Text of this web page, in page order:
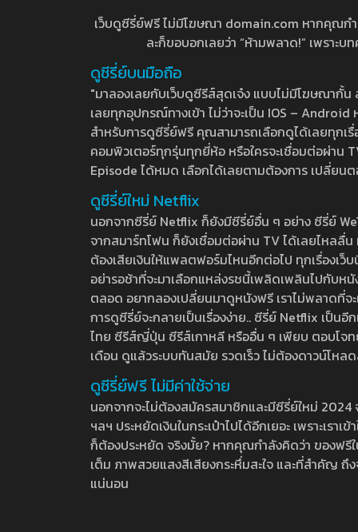
เว็บดูซีรี่ย์ฟรี ไม่มีโฆษณา domain.com หากคุณก
ละก็ขอบอกเลยว่า “ห้ามพลาด!” เพราะ
ดูซีรี่ย์บนมือถือ
"มาลองเลยกับเว็บดูซีรีส์สุดเจ๋ง แบบไม่มีโฆษณากั้
เลยทุกอุปกรณ์ทางเข้า ไม่ว่าจะเป็น IOS –
สำหรับการดูซีรี่ย์ฟรี คุณสามารถเลือกดูได้เลยทุกเ
คอมพิวเตอร์ทุกรุ่นทุกยี่ห้อ หรือใครจะเชื่อมต่อผ่าน
Episode ได้หมด เลือกได้เลยตามต้องการ เปลี่ยน
ดูซีรี่ย์ใหม่ Netflix
นอกจากซีรี่ย์ Netflix ก็ยังมีซีรี่ย์อื่น ๆ อย่าง ซีรี่ย์
จากสมาร์ทโฟน ก็ยังเชื่อมต่อผ่าน TV ได้เลยไหลลื่
ต้องเสียเงินให้แพลตฟอร์มไหนอีกต่อไป ทุกเรื่องเว็
อย่ารอช้าที่จะมาเลือกแหล่งรชนี้เพลิดเพลินไปกับห
ตลอด อยากลองเปลี่ยนมาดูหนังฟรี เราไม่พลาดที่
การดูซีรี่ย์จะกลายเป็นเรื่องง่าย.. ซีรี่ย์ Netflix เป็น
ไทย ซีรีส์ญี่ปุ่น ซีรีส์เกาหลี หรืออื่น ๆ เพียบ ตอบโจท
เดือน ดูแล้วระบบทันสมัย รวดเร็ว ไม่ต้องดาวน์โห
ดูซีรี่ย์ฟรี ไม่มีค่าใช้จ่าย
นอกจากจะไม่ต้องสมัครสมาชิกและมีซีรี่ย์ใหม่
ฯลฯ ประหยัดเงินในกระเป๋าไปได้อีกเยอะ เพราะเร
ก็ต้องประหยัด จริงมั้ย? หากคุณกำลังคิดว่า ของฟ
เต็ม ภาพสวยแสงสีเสียงกระหึ่มสะใจ และที่สำคัญ
แน่นอน